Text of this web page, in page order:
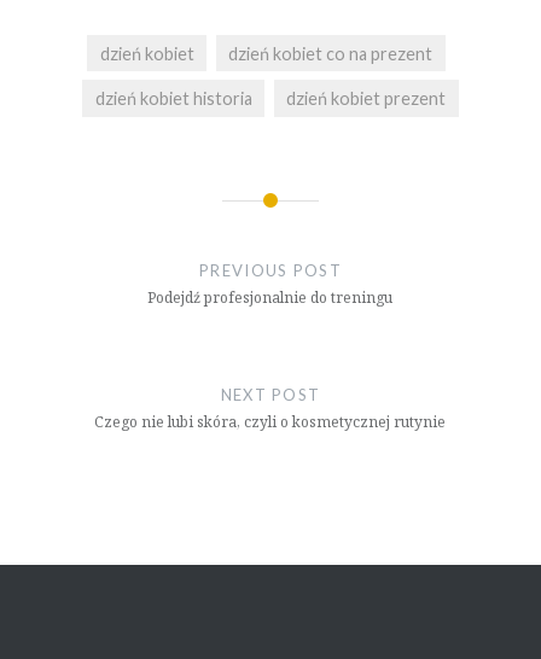
dzień kobiet dzień kobiet co na prezent
dzień kobiet historia dzień kobiet prezent
PREVIOUS POST
Podejdź profesjonalnie do treningu
NEXT POST
Czego nie lubi skóra, czyli o kosmetycznej rutynie